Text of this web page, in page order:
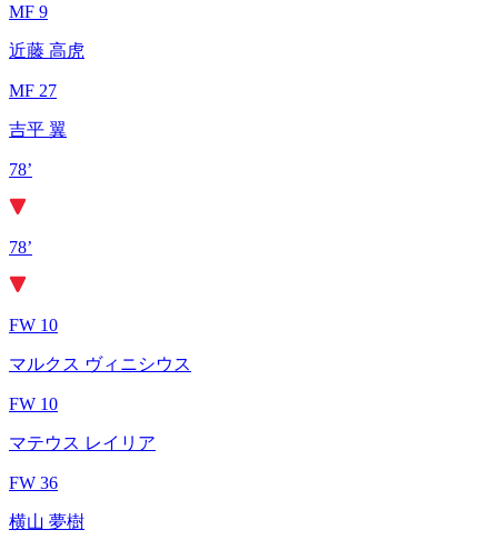
MF 9
近藤 高虎
MF 27
吉平 翼
78’
78’
FW 10
マルクス ヴィニシウス
FW 10
マテウス レイリア
FW 36
横山 夢樹